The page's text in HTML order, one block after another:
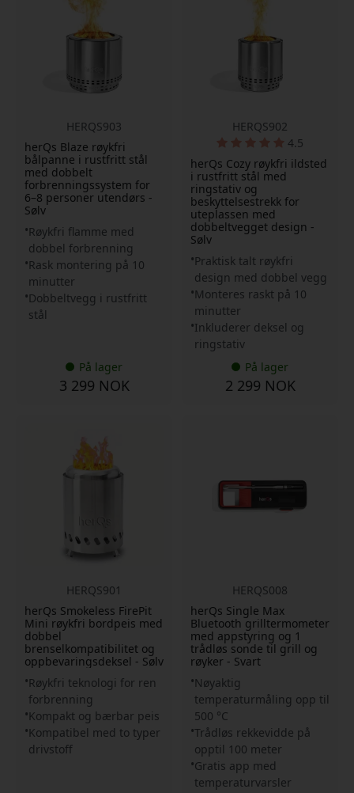
HERQS903
herQs Blaze røykfri
bålpanne i rustfritt stål
med dobbelt
forbrenningssystem for
6–8 personer utendørs -
Sølv
Røykfri flamme med
dobbel forbrenning
Rask montering på 10
minutter
Dobbeltvegg i rustfritt
stål
På lager
3 299 NOK
HERQS902
4.5
herQs Cozy røykfri ildsted
i rustfritt stål med
ringstativ og
beskyttelsestrekk for
uteplassen med
dobbeltvegget design -
Sølv
Praktisk talt røykfri
design med dobbel vegg
Monteres raskt på 10
minutter
Inkluderer deksel og
ringstativ
På lager
2 299 NOK
HERQS901
herQs Smokeless FirePit
Mini røykfri bordpeis med
dobbel
brenselkompatibilitet og
oppbevaringsdeksel - Sølv
Røykfri teknologi for ren
forbrenning
Kompakt og bærbar peis
Kompatibel med to typer
drivstoff
HERQS008
herQs Single Max
Bluetooth grilltermometer
med appstyring og 1
trådløs sonde til grill og
røyker - Svart
Nøyaktig
temperaturmåling opp til
500 °C
Trådløs rekkevidde på
opptil 100 meter
Gratis app med
temperaturvarsler